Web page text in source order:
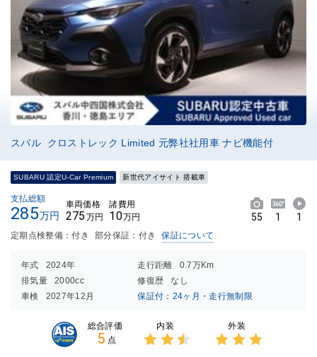
スバル クロストレック Limited 元弊社社用車 ナビ機能付
SUBARU 認定U-Car Premium 新世代アイサイト 搭載車
支払総額
285万円
車両価格
275 万円
諸費用
10万円 55 1 1
定期点検整備：付き 部分保証：付き 保証について
年式 2024年 走行距離
0.7万Km
排気量
2000cc 修復歴
なし
車検
2027年12月 保証付：24ヶ月・走行無制限
総合評価
5 点
内装 外装